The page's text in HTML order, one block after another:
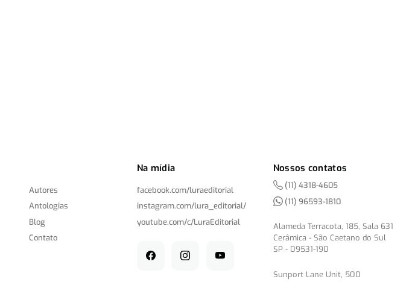
Autores
Antologias
Blog
Contato
Na mídia
facebook.com/luraeditorial
instagram.com/lura_editorial/
youtube.com/c/LuraEditorial
Nossos contatos
(11) 4318-4605
(11) 96593-1810
Alameda Terracota, 185, Sala 631
Cerâmica - São Caetano do Sul
SP - 09531-190
Sunport Lane Unit, 500